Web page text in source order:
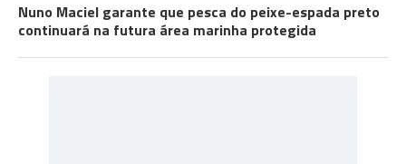
Nuno Maciel garante que pesca do peixe-espada preto
continuará na futura área marinha protegida